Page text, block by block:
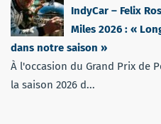
IndyCar – Felix
Miles 2026 : «
dans notre saison »
À l'occasion du Grand Prix de
la saison 2026 d...